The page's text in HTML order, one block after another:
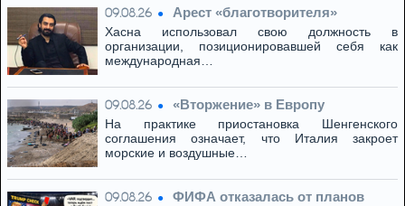
09.08.26 Арест «благотворителя»
Хасна использовал свою должность в
организации, позиционировавшей себя как
международная…
09.08.26 «Вторжение» в Европу
На практике приостановка Шенгенского
соглашения означает, что Италия закроет
морские и воздушные…
09.08.26
ФИФА отказалась от планов